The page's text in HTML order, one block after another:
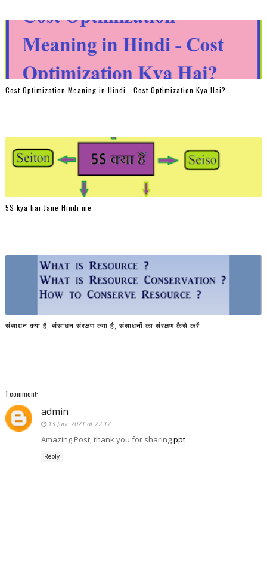
Cost Optimization Meaning in Hindi - Cost Optimization Kya Hai?
5S kya hai Jane Hindi me
संसाधन क्या है, संसाधन संरक्षण क्या है, संसाधनों का संरक्षण कैसे करें
1 comment:
admin
13 June 2021 at 22:17
Amazing Post, thank you for sharingppt
Reply